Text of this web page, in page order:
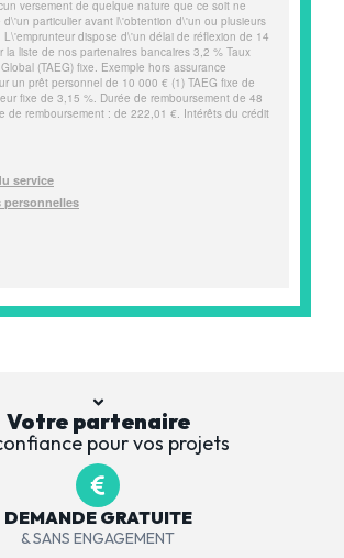
Votre partenaire
pour vos projets
DEMANDE GRATUITE
& SANS ENGAGEMENT